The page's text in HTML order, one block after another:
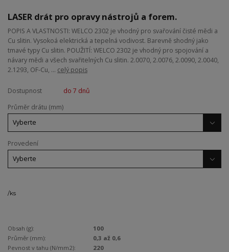
LASER drát pro opravy nástrojů a forem.
POPIS A VLASTNOSTI: WELCO 2302 je vhodný pro svařování čisté mědi a
Cu slitin. Vysokoá elektrická a tepelná vodivost. Barevně shodný jako
tmavé typy Cu slitin. POUŽITÍ: WELCO 2302 je vhodný pro spojování a
návary mědi a všech svařitelných Cu slitin. 2.0070, 2.0076, 2.0090, 2.0040,
2.1293, OF-Cu, ... celý popis
Dostupnost
do 7 dnů
Průměr drátu (mm)
Provedení
/ks
Obsah (g):
100
Průměr (mm):
0,3 až 0,6
Pevnost v tahu (N/mm2):
220